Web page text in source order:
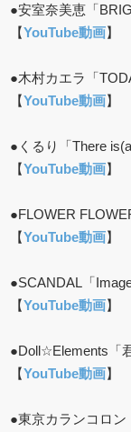
●安室奈美恵「
【YouTube動画】
●木村カエラ「
【YouTube動画】
●くるり「There
【YouTube動画】
●FLOWER
【YouTube動画】
●SCANDAL「Image
【YouTube動画】
●Doll☆Elements「
【YouTube動画】
●東京カランコロン